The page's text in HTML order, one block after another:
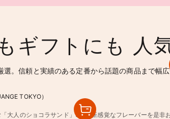
ギフトにも 人
選。信頼と実績のある定番から話題の商品まで幅
TOKYO）
大人のショコラサンド」5種の新感覚なフレーバーを是非